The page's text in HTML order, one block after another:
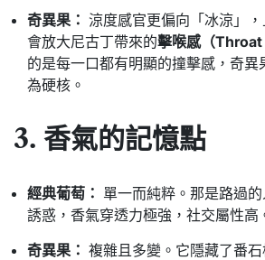
奇異果： 涼度感官更偏向「冰涼」，
會放大尼古丁帶來的擊喉感（Throat
的是每一口都有明顯的撞擊感， 奇異
為硬核。
3. 香氣的記憶點
經典葡萄： 單一而純粹。 那是路過
誘惑， 香氣穿透力極強， 社交屬性高
奇異果： 複雜且多變。 它隱藏了番